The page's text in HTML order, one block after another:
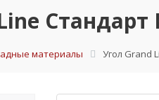
материалы Угол Grand